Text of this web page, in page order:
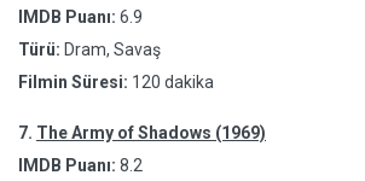
IMDB Puanı: 6.9
Türü: Dram, Savaş
Filmin Süresi: 120 dakika
7. The Army of Shadows (1969)
IMDB Puanı: 8.2